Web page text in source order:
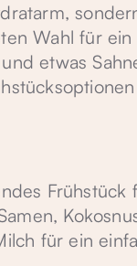
Wahl für
etwas
für ein